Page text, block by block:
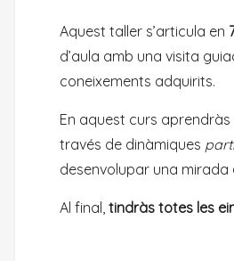
Aquest taller s’articula en
d’aula amb una visita
coneixements adquirits.
En aquest curs aprendràs
través de dinàmiques
desenvolupar una mirada
Al final, tindràs totes les